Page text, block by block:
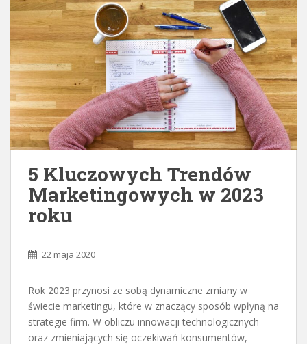
5 Kluczowych Trendów
Marketingowych w 2023
roku
22 maja 2020
Rok 2023 przynosi ze sobą dynamiczne zmiany w
świecie marketingu, które w znaczący sposób wpłyną na
strategie firm. W obliczu innowacji technologicznych
oraz zmieniających się oczekiwań konsumentów,